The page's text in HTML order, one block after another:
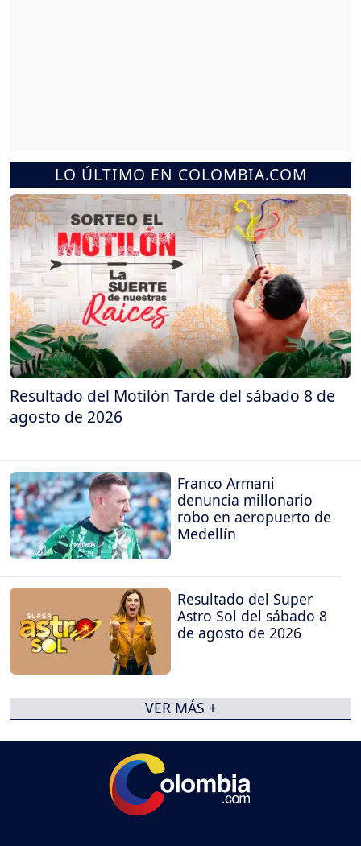
LO ÚLTIMO EN COLOMBIA.COM
Resultado del Motilón Tarde del sábado 8 de
agosto de 2026
Franco Armani
denuncia millonario
robo en aeropuerto de
Medellín
Resultado del Super
Astro Sol del sábado 8
de agosto de 2026
VER MÁS +